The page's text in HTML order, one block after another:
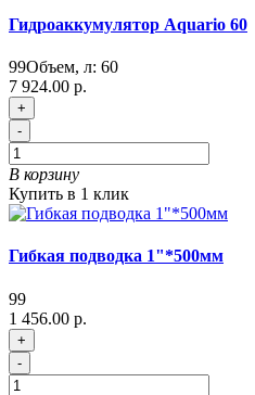
Гидроаккумулятор Aquario 60
99Объем, л: 60
7 924.00 р.
+
-
В корзину
Купить в 1 клик
Гибкая подводка 1"*500мм
99
1 456.00 р.
+
-